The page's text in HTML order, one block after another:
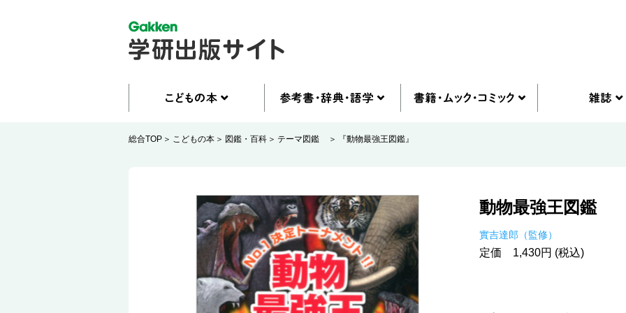
総合TOP こどもの本 図鑑・百科 テーマ図鑑 『動物最強王図鑑』
動物最強王図鑑
實吉達郎（監修）
定価 1,430円 (税込)